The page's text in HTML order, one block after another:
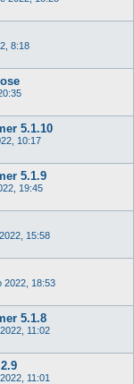
8:18
5.1.10
10:17
5.1.9
19:45
15:58
2022, 18:53
5.1.8
11:02
11:01